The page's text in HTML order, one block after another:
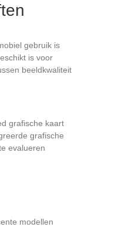
gebruik is
is voor
beeldkwaliteit
grafische kaart
grafische
evalueren
modellen